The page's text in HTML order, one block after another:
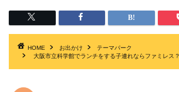
HOME お出かけ
テーマパーク
大阪市立科学館でランチをする子連れならファミレス